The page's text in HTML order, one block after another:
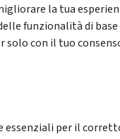
la tua
funzionalità di
con il tuo
essenziali per il